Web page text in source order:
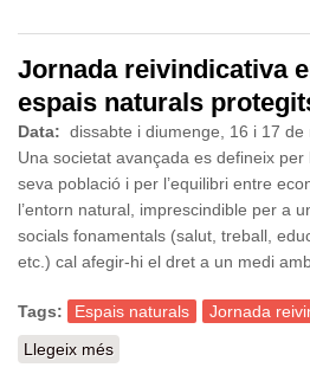
Jornada reivindicativa
espais naturals
Data: dissabte i diumenge, 16 i 17 de
Una societat avançada es defineix
seva població i per l’equilibri entre
l’entorn natural, imprescindible per a
socials fonamentals (salut, treball,
etc.) cal afegir-hi el dret a un medi
Tags: Espais naturals
Jornada
Llegeix més